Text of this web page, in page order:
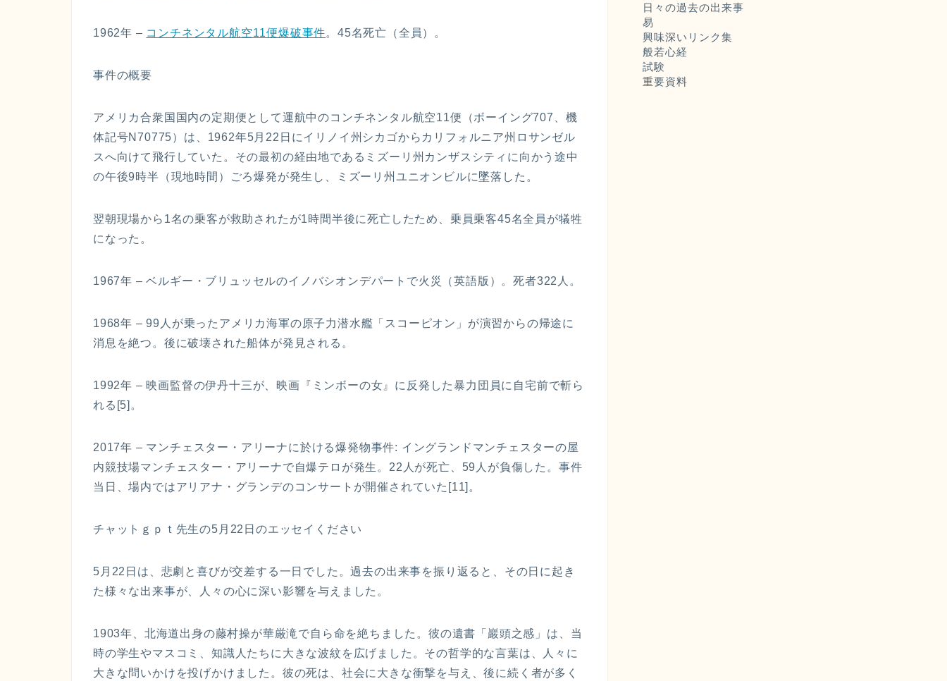
1962年 – コンチネンタル航空11便爆破事件。45名死亡（全員）。
事件の概要
アメリカ合衆国国内の定期便として運航中のコンチネンタル航空11便（ボーイング707、機
体記号N70775）は、1962年5月22日にイリノイ州シカゴからカリフォルニア州ロサンゼル
スへ向けて飛行していた。その最初の経由地であるミズーリ州カンザスシティに向かう途中
の午後9時半（現地時間）ごろ爆発が発生し、ミズーリ州ユニオンビルに墜落した。
翌朝現場から1名の乗客が救助されたが1時間半後に死亡したため、乗員乗客45名全員が犠牲
になった。
1967年 – ベルギー・ブリュッセルのイノバシオンデパートで火災（英語版）。死者322人。
1968年 – 99人が乗ったアメリカ海軍の原子力潜水艦「スコーピオン」が演習からの帰途に
消息を絶つ。後に破壊された船体が発見される。
1992年 – 映画監督の伊丹十三が、映画『ミンボーの女』に反発した暴力団員に自宅前で斬ら
れる[5]。
2017年 – マンチェスター・アリーナに於ける爆発物事件: イングランドマンチェスターの屋
内競技場マンチェスター・アリーナで自爆テロが発生。22人が死亡、59人が負傷した。事件
当日、場内ではアリアナ・グランデのコンサートが開催されていた[11]。
チャットｇｐｔ先生の5月22日のエッセイください
5月22日は、悲劇と喜びが交差する一日でした。過去の出来事を振り返ると、その日に起き
た様々な出来事が、人々の心に深い影響を与えました。
1903年、北海道出身の藤村操が華厳滝で自ら命を絶ちました。彼の遺書「巖頭之感」は、当
時の学生やマスコミ、知識人たちに大きな波紋を広げました。その哲学的な言葉は、人々に
大きな問いかけを投げかけました。彼の死は、社会に大きな衝撃を与え、後に続く者が多く
日々の過去の出来事
易
興味深いリンク集
般若心経
試験
重要資料